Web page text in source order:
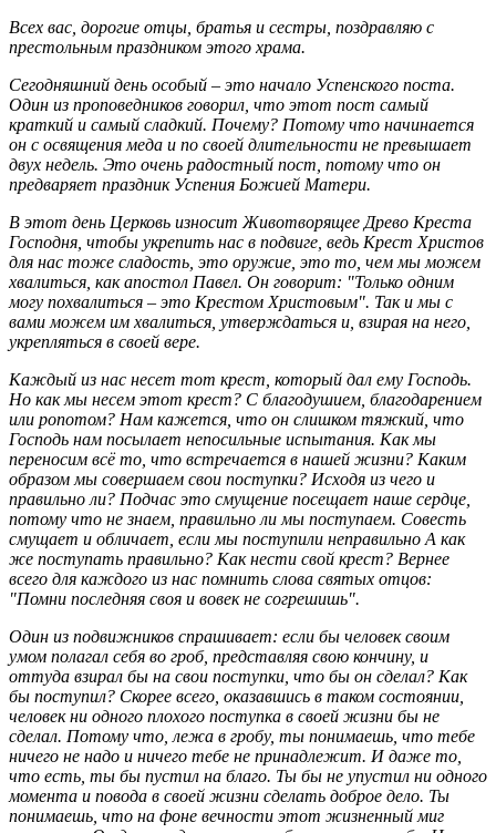
Всех вас, дорогие отцы, братья и сестры, поздравляю с
престольным праздником этого храма.
Сегодняшний день особый – это начало Успенского поста.
Один из проповедников говорил, что этот пост самый
краткий и самый сладкий. Почему? Потому что начинается
он с освящения меда и по своей длительности не превышает
двух недель. Это очень радостный пост, потому что он
предваряет праздник Успения Божией Матери.
В этот день Церковь износит Животворящее Древо Креста
Господня, чтобы укрепить нас в подвиге, ведь Крест Христов
для нас тоже сладость, это оружие, это то, чем мы можем
хвалиться, как апостол Павел. Он говорит: "Только одним
могу похвалиться – это Крестом Христовым". Так и мы с
вами можем им хвалиться, утверждаться и, взирая на него,
укрепляться в своей вере.
Каждый из нас несет тот крест, который дал ему Господь.
Но как мы несем этот крест? С благодушием, благодарением
или ропотом? Нам кажется, что он слишком тяжкий, что
Господь нам посылает непосильные испытания. Как мы
переносим всё то, что встречается в нашей жизни? Каким
образом мы совершаем свои поступки? Исходя из чего и
правильно ли? Подчас это смущение посещает наше сердце,
потому что не знаем, правильно ли мы поступаем. Совесть
смущает и обличает, если мы поступили неправильно А как
же поступать правильно? Как нести свой крест? Вернее
всего для каждого из нас помнить слова святых отцов:
"Помни последняя своя и вовек не согрешишь".
Один из подвижников спрашивает: если бы человек своим
умом полагал себя во гроб, представляя свою кончину, и
оттуда взирал бы на свои поступки, что бы он сделал? Как
бы поступил? Скорее всего, оказавшись в таком состоянии,
человек ни одного плохого поступка в своей жизни бы не
сделал. Потому что, лежа в гробу, ты понимаешь, что тебе
ничего не надо и ничего тебе не принадлежит. И даже то,
что есть, ты бы пустил на благо. Ты бы не упустил ни одного
момента и повода в своей жизни сделать доброе дело. Ты
понимаешь, что на фоне вечности этот жизненный миг